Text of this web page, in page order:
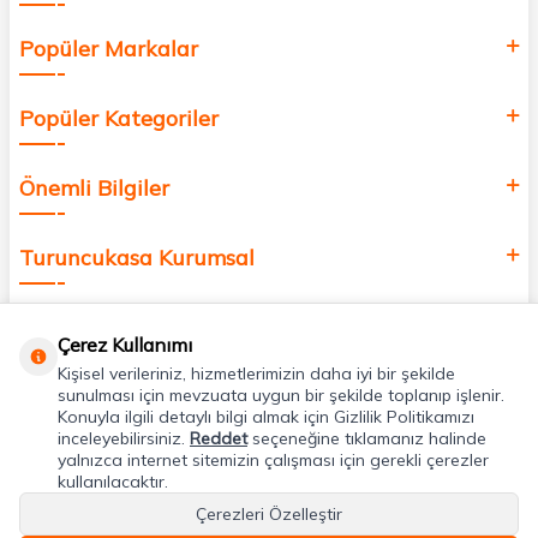
Popüler Markalar
Popüler Kategoriler
Önemli Bilgiler
Turuncukasa Kurumsal
Uygulamalarımız
Adres & İletişim
Çerez Kullanımı
Kişisel verileriniz, hizmetlerimizin daha iyi bir şekilde
sunulması için mevzuata uygun bir şekilde toplanıp işlenir.
Konuyla ilgili detaylı bilgi almak için Gizlilik Politikamızı
inceleyebilirsiniz. Reddetseçeneğine tıklamanız halinde
yalnızca internet sitemizin çalışması için gerekli çerezler
kullanılacaktır.
Çerezleri Özelleştir